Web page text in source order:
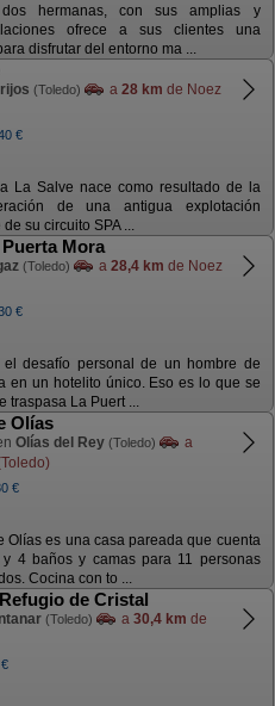
hermanas, con sus amplias y
ofrece a sus clientes una
disfrutar del entorno ma ...
(Toledo) a 28 km de Noez
€
La Salve nace como resultado de la
de una antigua explotación
su circuito SPA ...
Mora
(Toledo) a 28,4 km de Noez
€
desafío personal de un hombre de
en un hotelito único. Eso es lo que se
traspasa La Puert ...
Olías
Olías del Rey (Toledo)
a
€
Olías es una casa pareada que cuenta
4 baños y camas para 11 personas
Cocina con to ...
de Cristal
(Toledo) a 30,4 km de